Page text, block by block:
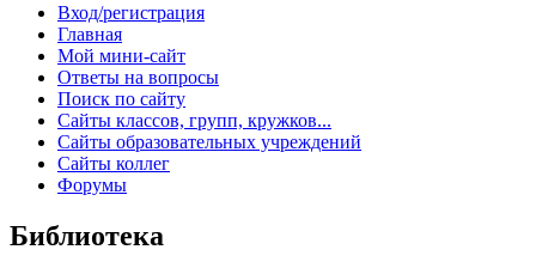
Вход/регистрация
Главная
Мой мини-сайт
Ответы на вопросы
Поиск по сайту
Сайты классов, групп, кружков...
Сайты образовательных учреждений
Сайты коллег
Форумы
Библиотека